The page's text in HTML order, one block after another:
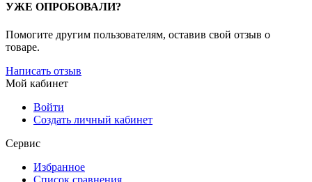
УЖЕ ОПРОБОВАЛИ?
Помогите другим пользователям, оставив свой отзыв о
товаре.
Написать отзыв
Мой кабинет
Войти
Создать личный кабинет
Сервис
Избранное
Список сравнения